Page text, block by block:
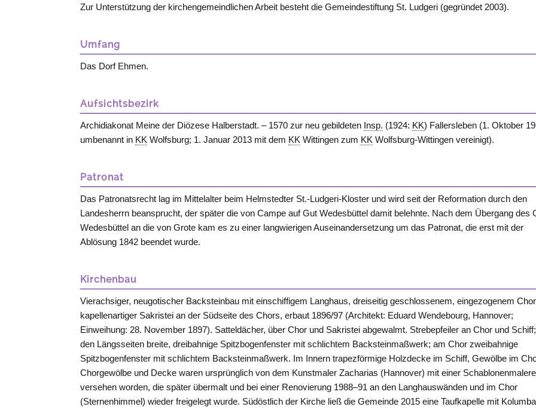
Zur Unterstützung der kirchengemeindlichen Arbeit besteht die Gemeindestiftung St. Ludgeri (gegründet 2003).
Umfang
Das Dorf Ehmen.
Aufsichtsbezirk
Archidiakonat Meine der Diözese Halberstadt. – 1570 zur neu gebildeten Insp. (1924: KK) Fallersleben (1. Oktober
umbenannt in KK Wolfsburg; 1. Januar 2013 mit dem KK Wittingen zum KK Wolfsburg-Wittingen vereinigt).
Patronat
Das Patronatsrecht lag im Mittelalter beim Helmstedter St.-Ludgeri-Kloster und wird seit der Reformation durch den
Landesherrn beansprucht, der später die vonCampe auf Gut Wedesbüttel damit belehnte. Nach dem Übergang des
Wedesbüttel an die vonGrote kam es zu einer langwierigen Auseinandersetzung um das Patronat, die erst mit der
Ablösung 1842 beendet wurde.
Kirchenbau
Vierachsiger, neugotischer Backsteinbau mit einschiffigem Langhaus, dreiseitig geschlossenem, eingezogenem
kapellenartiger Sakristei an der Südseite des Chors, erbaut 1896/97 (Architekt: Eduard Wendebourg, Hannover;
Einweihung: 28. November 1897). Satteldächer, über Chor und Sakristei abgewalmt. Strebepfeiler an Chor und
den Längsseiten breite, dreibahnige Spitzbogenfenster mit schlichtem Backsteinmaßwerk; am Chor zweibahnige
Spitzbogenfenster mit schlichtem Backsteinmaßwerk. Im Innern trapezförmige Holzdecke im Schiff, Gewölbe im
Chorgewölbe und Decke waren ursprünglich von dem Kunstmaler Zacharias (Hannover) mit einer
versehen worden, die später übermalt und bei einer Renovierung 1988–91 an den Langhauswänden und im Chor
(Sternenhimmel) wieder freigelegt wurde. Südöstlich der Kirche ließ die Gemeinde 2015 eine Taufkapelle mit